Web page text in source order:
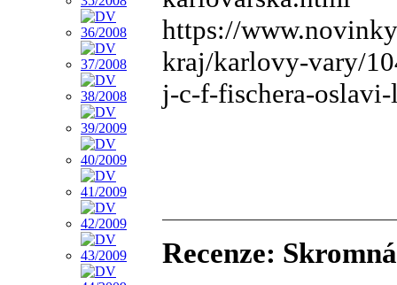
https://
kraj/karlovy-vary/
j-c-f-fischera-
Recenze: